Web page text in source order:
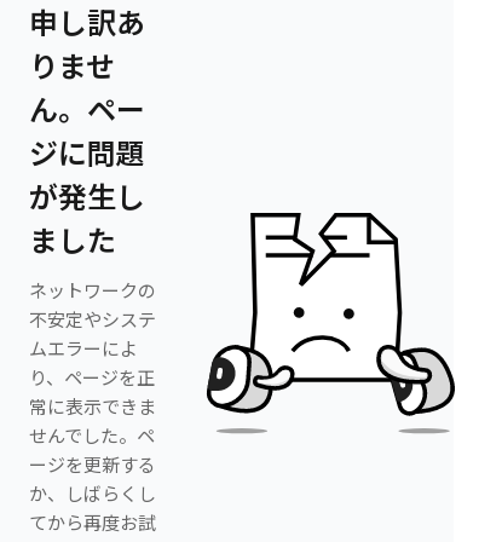
申し訳あ
りませ
ん。ペー
ジに問題
が発生し
ました
ネットワークの
不安定やシステ
ムエラーによ
り、ページを正
常に表示できま
せんでした。ペ
ージを更新する
か、しばらくし
てから再度お試